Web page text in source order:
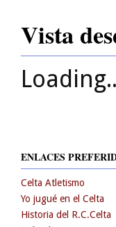
Vista
ENLACES
Celta Atletismo
Yo jugué en el Celta
Historia del R.C.Celta